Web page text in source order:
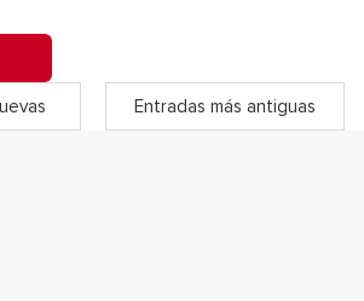
Entradas más antiguas